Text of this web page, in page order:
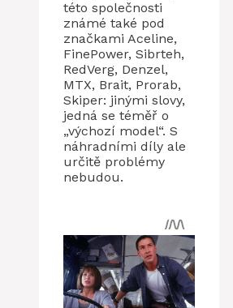
této společnosti
známé také pod
značkami Aceline,
FinePower, Sibrteh,
RedVerg, Denzel,
MTX, Brait, Prorab,
Skiper: jinými slovy,
jedná se téměř o
„výchozí model“. S
náhradními díly ale
určitě problémy
nebudou.